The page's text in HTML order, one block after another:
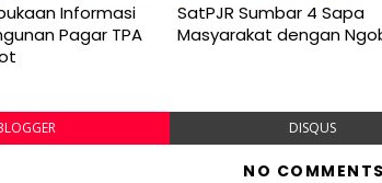
Informasi
Pagar TPA
SatPJR Sumbar 4 Sapa
Masyarakat dengan
DISQUS
NO